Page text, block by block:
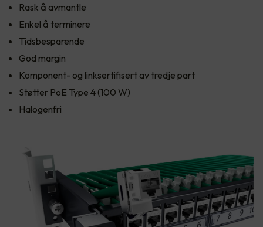
Rask å avmantle
Enkel å terminere
Tidsbesparende
God margin
Komponent- og linksertifisert av tredje part
Støtter PoE Type 4 (100 W)
Halogenfri